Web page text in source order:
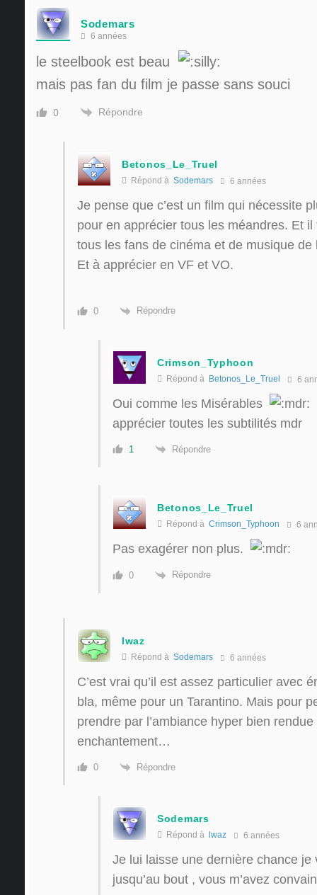
Sodemars
6 années
le steelbook est beau
mais pas fan du film je passe sans souci
0 Répondre
Betonos_Le_Truel
Répond à Sodemars 6 années
Je pense que c’est un film qui nécessite
pour en apprécier tous les méandres. Et
tous les fans de cinéma et de musique de
Et à apprécier en VF et VO.
0 Répondre
Crimson_Typhoon
Répond à Betonos_Le_Truel 6
Oui comme les Misérables
apprécier toutes les subtilités mdr
1 Répondre
Betonos_Le_Truel
Répond à Crimson_Typhoon 6
Pas exagérer non plus.
0 Répondre
lwaz
Répond à Sodemars 6 années
C’est vrai qu’il est assez particulier avec
bla, même pour un Tarantino. Mais pour
prendre par l’ambiance hyper bien rendue
enchantement…
0 Répondre
Sodemars
Répond à lwaz 6 années
Je lui laisse une dernière chance je
jusqu’au bout , vous m’avez